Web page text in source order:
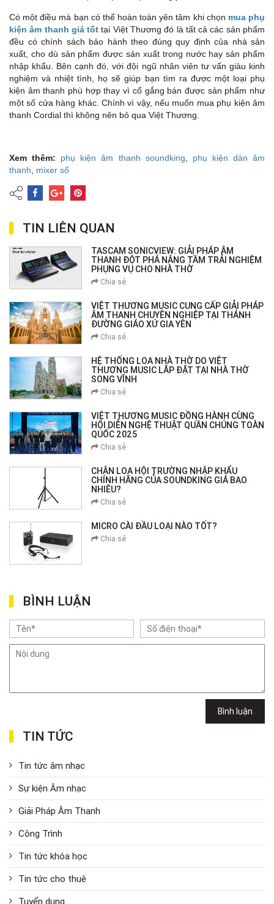
Có một điều mà bạn có thể hoàn toàn yên tâm khi chọn mua phụ
kiện âm thanh giá tốt tại Việt Thương đó là tất cả các sản phẩm
đều có chính sách bảo hành theo đúng quy định của nhà sản
xuất, cho dù sản phẩm được sản xuất trong nước hay sản phẩm
nhập khẩu. Bên cạnh đó, với đội ngũ nhân viên tư vấn giàu kinh
nghiệm và nhiệt tình, họ sẽ giúp bạn tìm ra được một loại phụ
kiện âm thanh phù hợp thay vì cố gắng bán được sản phẩm như
một số cửa hàng khác. Chính vì vậy, nếu muốn mua phụ kiện âm
thanh Cordial thì không nên bỏ qua Việt Thương.
Xem thêm: phụ kiện âm thanh soundking
phụ kiện dàn âm
thanh
mixer số
TIN LIÊN QUAN
TASCAM SONICVIEW: GIẢI PHÁP ÂM
THANH ĐỘT PHÁ NÂNG TẦM TRẢI NGHIỆM
PHỤNG VỤ CHO NHÀ THỜ
Chia sẻ
VIỆT THƯƠNG MUSIC CUNG CẤP GIẢI PHÁP
ÂM THANH CHUYÊN NGHIỆP TẠI THÁNH
ĐƯỜNG GIÁO XỨ GIA YÊN
Chia sẻ
HỆ THỐNG LOA NHÀ THỜ DO VIỆT
THƯƠNG MUSIC LẮP ĐẶT TẠI NHÀ THỜ
SONG VĨNH
Chia sẻ
VIỆT THƯƠNG MUSIC ĐỒNG HÀNH CÙNG
HỘI DIỄN NGHỆ THUẬT QUẦN CHÚNG TOÀN
QUỐC 2025
Chia sẻ
CHÂN LOA HỘI TRƯỜNG NHẬP KHẨU
CHÍNH HÃNG CỦA SOUNDKING GIÁ BAO
NHIÊU?
Chia sẻ
MICRO CÀI ĐẦU LOẠI NÀO TỐT?
Chia sẻ
BÌNH LUẬN
Bình luận
TIN TỨC
Tin tức âm nhạc
Sự kiện Âm nhạc
Giải Pháp Âm Thanh
Công Trình
Tin tức khóa học
Tin tức cho thuê
Tuyển dụng